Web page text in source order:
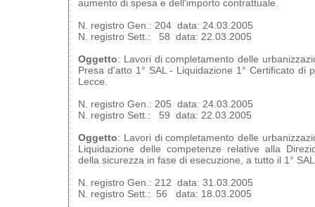
aumento di spesa e dell'importo contrattuale.
N. registro Gen.: 204 data: 24.03.2005
N. registro Sett.: 58 data: 22.03.2005
Oggetto: Lavori di completamento delle
Presa d'atto 1° SAL - Liquidazione 1° Certificato di
Lecce.
N. registro Gen.: 205 data: 24.03.2005
N. registro Sett.: 59 data: 22.03.2005
Oggetto: Lavori di completamento delle
Liquidazione delle competenze relative alla
della sicurezza in fase di esecuzione, a tutto il 1°
N. registro Gen.: 212 data: 31.03.2005
N. registro Sett.: 56 data: 18.03.2005